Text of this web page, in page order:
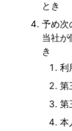
とき
予め次
当社が
き
利
第
第
本